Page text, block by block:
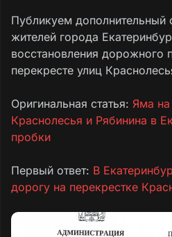
Публикуем дополнительный
жителей города
восстановления дорожного
перекресте улиц
Оригинальная статья: Яма на
Краснолесья и Рябинина в
пробки
Первый ответ: В
дорогу на перекрестке